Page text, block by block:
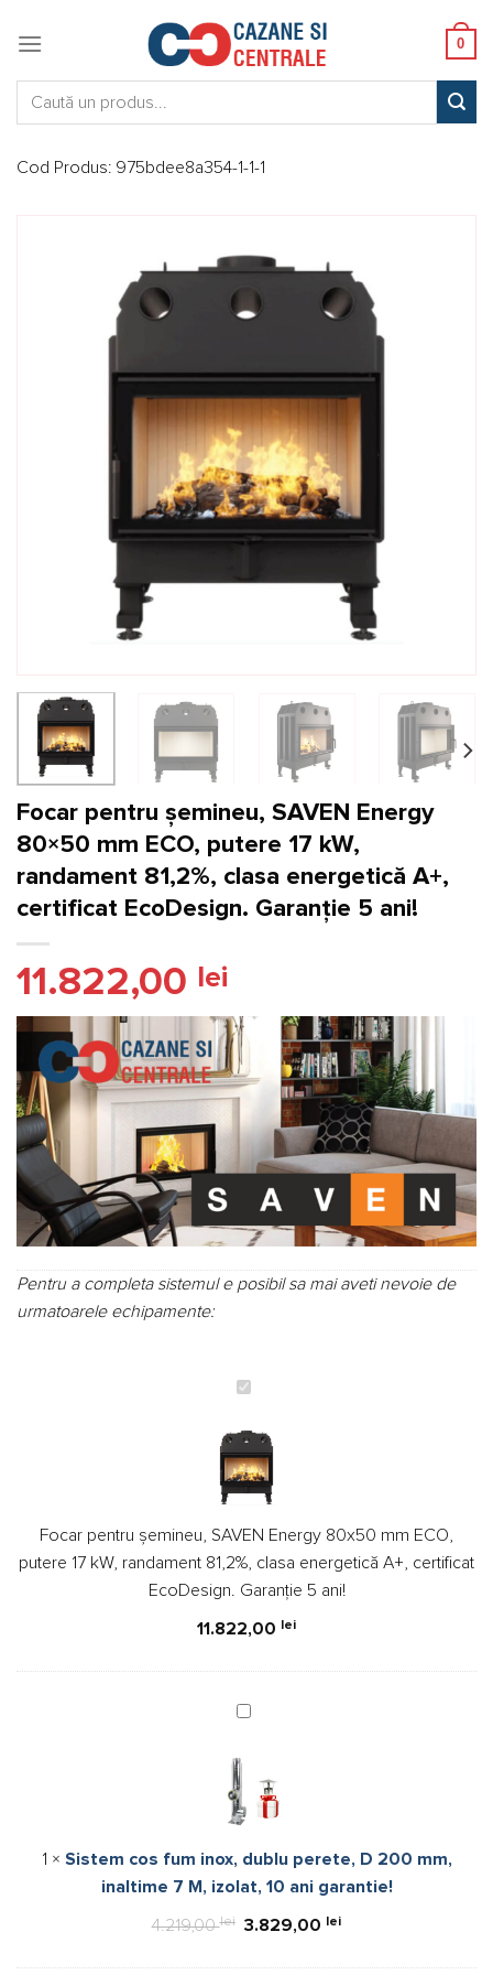
0
Cod Produs: 975bdee8a354-1-1-1
Focar pentru șemineu, SAVEN Energy
80×50 mm ECO, putere 17 kW,
randament 81,2%, clasa energetică A+,
certificat EcoDesign. Garanție 5 ani!
11.822,00 lei
Pentru a completa sistemul e posibil sa mai aveti nevoie de
urmatoarele echipamente:
Focar
șemineu,
SAVEN
Energy
mm
ECO,
putere
kW,
clasa
A+,
certificat
EcoDesign.
5
ani!
Focar pentru șemineu, SAVEN Energy 80x50 mm ECO,
putere 17 kW, randament 81,2%, clasa energetică A+, certificat
EcoDesign. Garanție 5 ani!
11.822,00 lei
Sistem
fum
inox,
dublu
D
200
mm,
7
1 × Sistem cos fum inox, dublu perete, D 200 mm,
inaltime 7 M, izolat, 10 ani garantie!
4.219,00lei
Prețul
3.829,00 leiPrețul